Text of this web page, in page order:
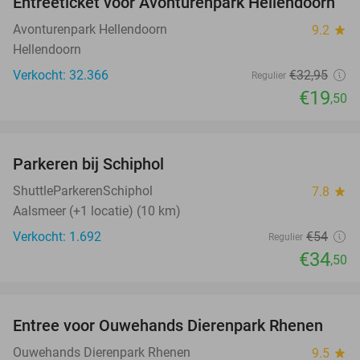
41%
Avonturenpark Hellendoorn 9.2 star
Hellendoorn
Verkocht: 32.366
Regulier €32,95
€19,50
Parkeren bij Schiphol
ShuttleParkerenSchiphol 7.8 star
Aalsmeer (+1 locatie) (10 km)
Verkocht: 1.692
Regulier €54
€34,50
19%
Entree voor Ouwehands Dierenpark Rhenen
Ouwehands Dierenpark Rhenen 9.5 star